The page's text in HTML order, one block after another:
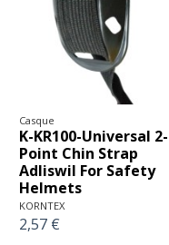
Casque
K-KR100-Universal 2-
Point Chin Strap
Adliswil For Safety
Helmets
KORNTEX
2,57 €